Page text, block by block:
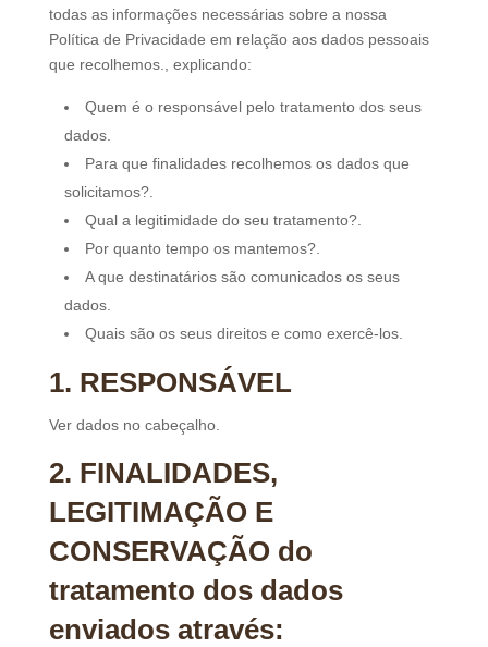
todas as informações necessárias sobre a nossa
Política de Privacidade em relação aos dados pessoais
que recolhemos., explicando:
Quem é o responsável pelo tratamento dos seus
dados.
Para que finalidades recolhemos os dados que
solicitamos?.
Qual a legitimidade do seu tratamento?.
Por quanto tempo os mantemos?.
A que destinatários são comunicados os seus
dados.
Quais são os seus direitos e como exercê-los.
1. RESPONSÁVEL
Ver dados no cabeçalho.
2. FINALIDADES,
LEGITIMAÇÃO E
CONSERVAÇÃO do
tratamento dos dados
enviados através: